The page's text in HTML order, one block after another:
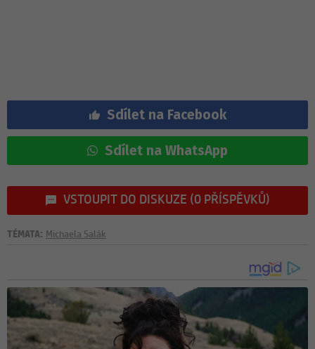
Sdílet na Facebook
Sdílet na WhatsApp
VSTOUPIT DO DISKUZE (0 PŘÍSPĚVKŮ)
TÉMATA: Michaela Salák